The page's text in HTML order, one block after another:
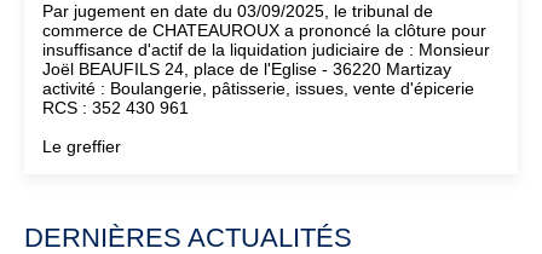
Par jugement en date du 03/09/2025, le tribunal de
commerce de CHATEAUROUX a prononcé la clôture pour
insuffisance d'actif de la liquidation judiciaire de : Monsieur
Joël BEAUFILS 24, place de l'Eglise - 36220 Martizay
activité : Boulangerie, pâtisserie, issues, vente d'épicerie
RCS : 352 430 961
Le greffier
DERNIÈRES ACTUALITÉS